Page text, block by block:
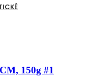
150g #1